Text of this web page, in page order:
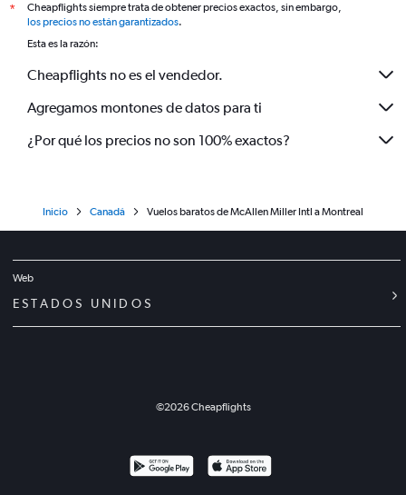
*
Cheapflights siempre trata de obtener precios exactos, sin embargo,
los precios no están garantizados.
Esta es la razón:
Cheapflights no es el vendedor.
Agregamos montones de datos para ti
¿Por qué los precios no son 100% exactos?
Inicio Canadá Vuelos baratos de McAllen Miller Intl a Montreal
Web
ESTADOS UNIDOS
©2026Cheapflights